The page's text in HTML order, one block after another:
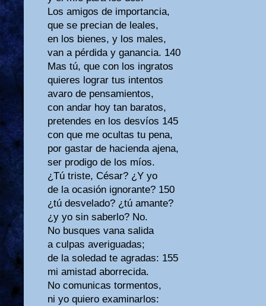
Los amigos de importancia,
que se precian de leales,
en los bienes, y los males,
van a pérdida y ganancia. 140
Mas tú, que con los ingratos
quieres lograr tus intentos
avaro de pensamientos,
con andar hoy tan baratos,
pretendes en los desvíos 145
con que me ocultas tu pena,
por gastar de hacienda ajena,
ser prodigo de los míos.
¿Tú triste, César? ¿Y yo
de la ocasión ignorante? 150
¿tú desvelado? ¿tú amante?
¿y yo sin saberlo? No.
No busques vana salida
a culpas averiguadas;
de la soledad te agradas: 155
mi amistad aborrecida.
No comunicas tormentos,
ni yo quiero examinarlos: